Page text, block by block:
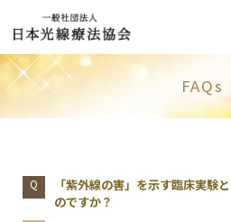
FAQs
「紫外線の害」を示す臨床実験
のですか？